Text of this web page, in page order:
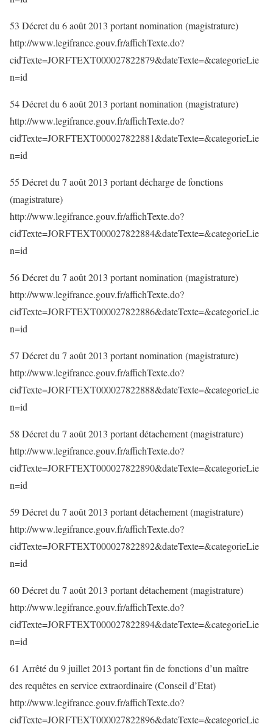
53 Décret du 6 août 2013 portant nomination (magistrature)
http://www.legifrance.gouv.fr/affichTexte.do?
cidTexte=JORFTEXT000027822879&dateTexte=&categorieLie
n=id
54 Décret du 6 août 2013 portant nomination (magistrature)
http://www.legifrance.gouv.fr/affichTexte.do?
cidTexte=JORFTEXT000027822881&dateTexte=&categorieLie
n=id
55 Décret du 7 août 2013 portant décharge de fonctions
(magistrature)
http://www.legifrance.gouv.fr/affichTexte.do?
cidTexte=JORFTEXT000027822884&dateTexte=&categorieLie
n=id
56 Décret du 7 août 2013 portant nomination (magistrature)
http://www.legifrance.gouv.fr/affichTexte.do?
cidTexte=JORFTEXT000027822886&dateTexte=&categorieLie
n=id
57 Décret du 7 août 2013 portant nomination (magistrature)
http://www.legifrance.gouv.fr/affichTexte.do?
cidTexte=JORFTEXT000027822888&dateTexte=&categorieLie
n=id
58 Décret du 7 août 2013 portant détachement (magistrature)
http://www.legifrance.gouv.fr/affichTexte.do?
cidTexte=JORFTEXT000027822890&dateTexte=&categorieLie
n=id
59 Décret du 7 août 2013 portant détachement (magistrature)
http://www.legifrance.gouv.fr/affichTexte.do?
cidTexte=JORFTEXT000027822892&dateTexte=&categorieLie
n=id
60 Décret du 7 août 2013 portant détachement (magistrature)
http://www.legifrance.gouv.fr/affichTexte.do?
cidTexte=JORFTEXT000027822894&dateTexte=&categorieLie
n=id
61 Arrêté du 9 juillet 2013 portant fin de fonctions d’un maître
des requêtes en service extraordinaire (Conseil d’Etat)
http://www.legifrance.gouv.fr/affichTexte.do?
cidTexte=JORFTEXT000027822896&dateTexte=&categorieLie